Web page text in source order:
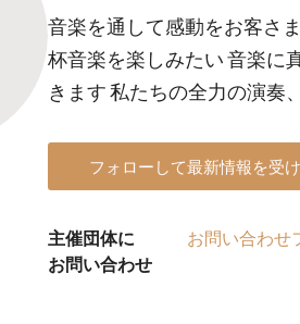
音楽を通して感動をお客さ
杯音楽を楽しみたい 音楽に
きます 私たちの全力の演奏
フォローして最新情報を受
主催団体に
お問い合わせ
お問い合わせ